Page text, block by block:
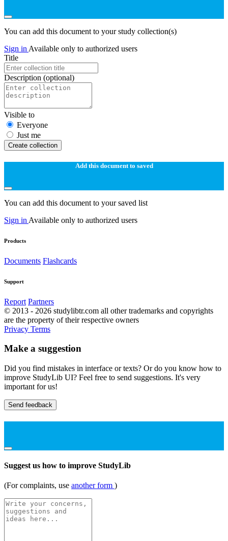
You can add this document to your study collection(s)
Sign in Available only to authorized users
Title
Description (optional)
Visible to
Everyone
Just me
Create collection
Add this document to saved
You can add this document to your saved list
Sign in Available only to authorized users
Products
Documents Flashcards
Support
Report Partners
© 2013 - 2026 studylibtr.com all other trademarks and copyrights
are the property of their respective owners
Privacy Terms
Make a suggestion
Did you find mistakes in interface or texts? Or do you know how to
improve StudyLib UI? Feel free to send suggestions. It's very
important for us!
Send feedback
Suggest us how to improve StudyLib
(For complaints, use another form )